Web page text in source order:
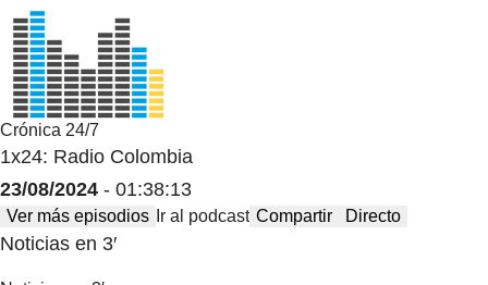
Crónica 24/7
1x24: Radio Colombia
23/08/2024 - 01:38:13
Ver más episodios Ir al podcast Compartir Directo
Noticias en 3′